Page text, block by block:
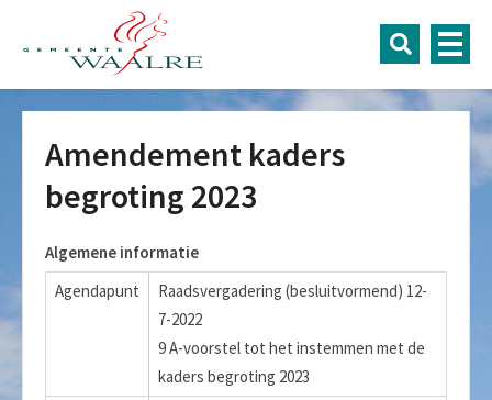
Amendement kaders
begroting 2023
Algemene informatie
Agendapunt
Raadsvergadering (besluitvormend) 12-
7-2022
9 A-voorstel tot het instemmen met de
kaders begroting 2023